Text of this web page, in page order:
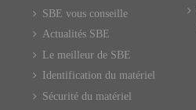
SBE vous conseille
Actualités SBE
Le meilleur de SBE
Identification du matériel
Sécurité du matériel